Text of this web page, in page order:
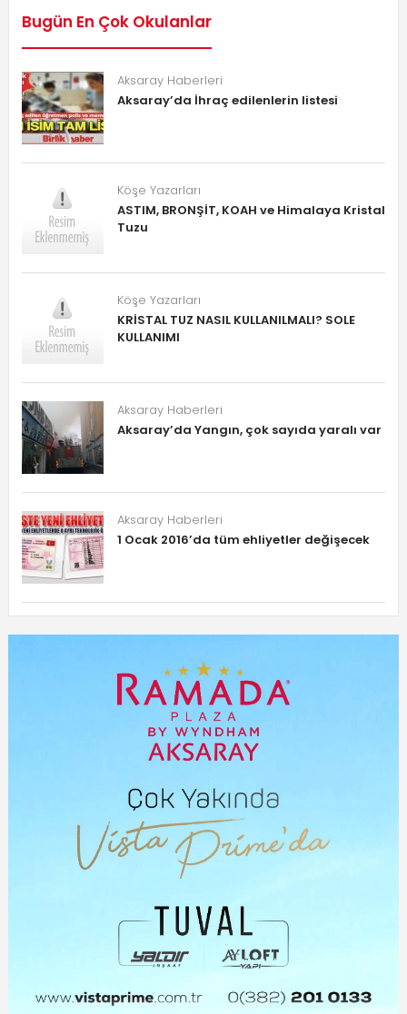
Bugün En Çok Okulanlar
Aksaray Haberleri
Aksaray’da İhraç edilenlerin listesi
Köşe Yazarları
ASTIM, BRONŞİT, KOAH ve Himalaya Kristal
Tuzu
Köşe Yazarları
KRİSTAL TUZ NASIL KULLANILMALI? SOLE
KULLANIMI
Aksaray Haberleri
Aksaray’da Yangın, çok sayıda yaralı var
Aksaray Haberleri
1 Ocak 2016’da tüm ehliyetler değişecek